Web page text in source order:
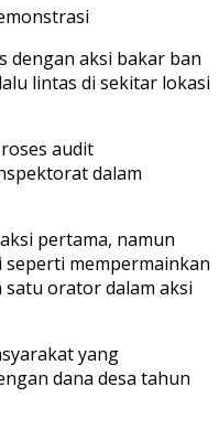
dengan aksi bakar ban
lintas di sekitar lokasi
audit
dalam
pertama, namun
mempermainkan
satu orator dalam aksi
yang
dana desa tahun